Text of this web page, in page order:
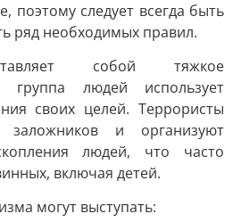
поэтому следует всегда быть
ряд необходимых правил.
собой тяжкое
группа людей использует
своих целей. Террористы
заложников и организуют
людей, что часто
включая детей.
могут выступать: